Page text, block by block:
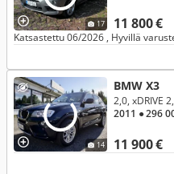
17 11 800 €
Katsastettu 06/2026 , Hyvillä
14
BMW X3
11 900 €
2,0, xDRIVE
2011 ● 296